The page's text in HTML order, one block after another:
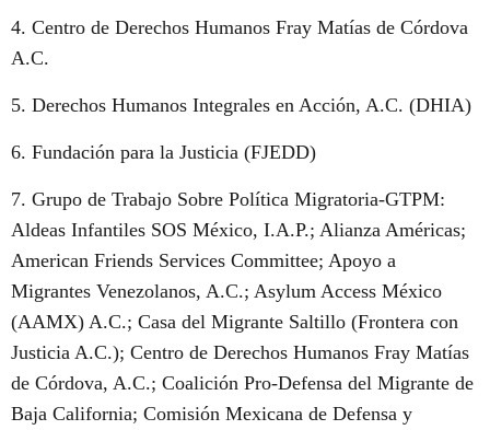
4. Centro de Derechos Humanos Fray Matías de Córdova
A.C.
5. Derechos Humanos Integrales en Acción, A.C. (DHIA)
6. Fundación para la Justicia (FJEDD)
7. Grupo de Trabajo Sobre Política Migratoria-GTPM:
Aldeas Infantiles SOS México, I.A.P.; Alianza Américas;
American Friends Services Committee; Apoyo a
Migrantes Venezolanos, A.C.; Asylum Access México
(AAMX) A.C.; Casa del Migrante Saltillo (Frontera con
Justicia A.C.); Centro de Derechos Humanos Fray Matías
de Córdova, A.C.; Coalición Pro-Defensa del Migrante de
Baja California; Comisión Mexicana de Defensa y